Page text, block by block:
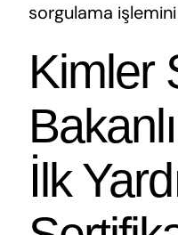
sorgulama
Kimler
İlk